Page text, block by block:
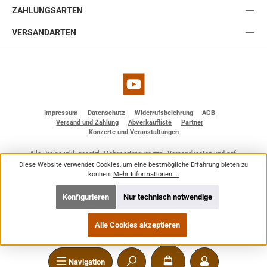
Navigation
ZAHLUNGSARTEN
VERSANDARTEN
YouTube
Impressum Datenschutz Widerrufsbelehrung
AGB
Versand und Zahlung
Abverkaufliste
Partner
Konzerte und Veranstaltungen
Alle Preise inkl. gesetzl. Mehrwertsteuer zzgl.Versandkostenund ggf.
Nachnahmegebühren, wenn nicht anders angegeben.
© 2026 BF - Dienstleistungen - Alle Rechte vorbehalten. Theme by
Diese Website verwendet Cookies, um eine bestmögliche Erfahrung bieten zu
können. Mehr Informationen ...
Nur technisch notwendige
Konfigurieren
Alle Cookies akzeptieren